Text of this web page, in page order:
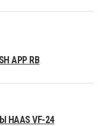
APP RB
VF-24